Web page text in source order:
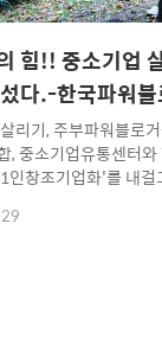
힘!! 중소기업
다.-한국파워
리기, 주부파워블로
, 중소기업유통센터
인창조기업화'를 내
통센터와 협약을 체결